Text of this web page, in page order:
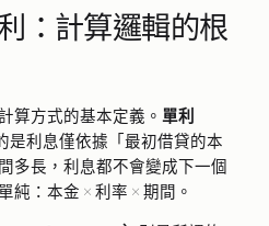
：計算邏輯的根
算方式的基本定義。 單利
是利息僅依據「最初借貸的本
多長，利息都不會變成下一個
純：本金 × 利率 × 期間。